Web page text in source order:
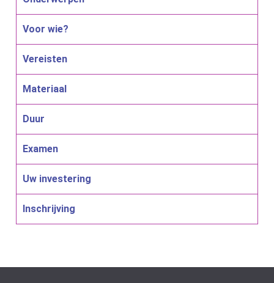
Voor wie?
Vereisten
Materiaal
Duur
Examen
Uw investering
Inschrijving